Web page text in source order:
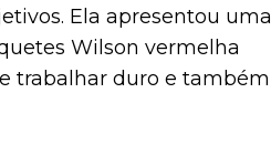
Ela apresentou uma
Wilson vermelha
trabalhar duro e também